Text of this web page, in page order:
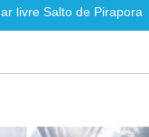
ar livre Salto de Pirapora